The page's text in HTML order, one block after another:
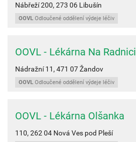
Nábřeží 200, 273 06 Libušín
OOVL Odloučené oddělení výdeje léčiv
OOVL - Lékárna Na Radnici
Nádražní 11, 471 07Žandov
OOVL Odloučené oddělení výdeje léčiv
OOVL - Lékárna Olšanka
110, 262 04 Nová Ves pod Pleší